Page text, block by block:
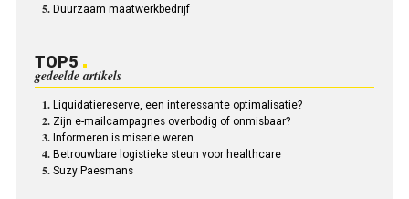
Duurzaam maatwerkbedrijf
TOP5
gedeelde artikels
Liquidatiereserve, een interessante optimalisatie?
Zijn e-mailcampagnes overbodig of onmisbaar?
Informeren is miserie weren
Betrouwbare logistieke steun voor healthcare
Suzy Paesmans